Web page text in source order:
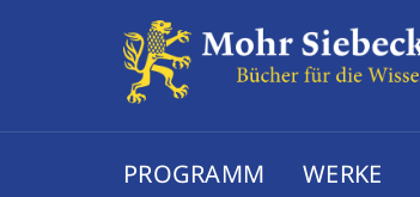
PROGRAMM WERKE